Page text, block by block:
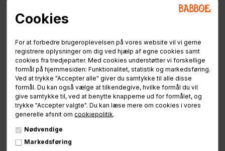
Cookies
For at forbedre brugeroplevelsen på vores website vil vi gerne
registrere oplysninger om dig ved hjælp af egne cookies samt
cookies fra tredjeparter. Med cookies understøtter vi forskellige
formål på hjemmesiden: Funktionalitet, statistik og markedsføring.
Ved at trykke "Accepter alle" giver du samtykke til alle disse
formål. Du kan også vælge at tilkendegive, hvilke formål du vil
give samtykke til, ved at benytte knapperne ud for formålet, og
trykke "Accepter valgte". Du kan læse mere om cookies i vores
generelle afsnit omcookiepolitik.
Nødvendige
Markedsføring
Brug for hjælp
eller ladcykel vejledning?
Vores ladcykel-rådgivere sidder klar til at hjælpe
jer.